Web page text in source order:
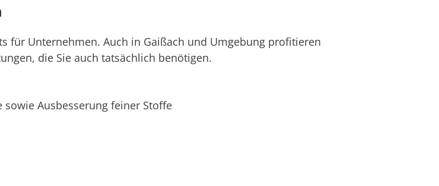
für Unternehmen. Auch in Gaißach und Umgebung profitieren
die Sie auch tatsächlich benötigen.
Ausbesserung feiner Stoffe